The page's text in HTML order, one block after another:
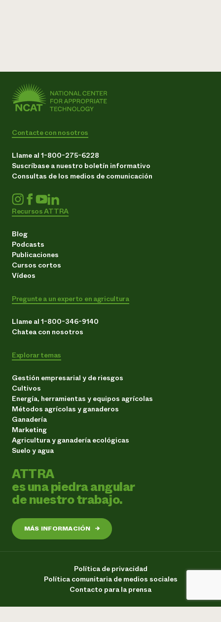
Contacte con nosotros
Llame al 1-800-275-6228
Suscríbase a nuestro boletín informativo
Consultas de los medios de comunicación
Recursos ATTRA
Blog
Podcasts
Publicaciones
Cursos cortos
Vídeos
Pregunte a un experto en agricultura
Llame al 1-800-346-9140
Chatea con nosotros
Explorar temas
Gestión empresarial y de riesgos
Cultivos
Energía, herramientas y equipos agrícolas
Métodos agrícolas y ganaderos
Ganadería
Marketing
Agricultura y ganadería ecológicas
Suelo y agua
ATTRA
es una piedra angular
de nuestro trabajo.
MÁS INFORMACIÓN →
Política de privacidad
Política comunitaria de medios sociales
Contacto para la prensa